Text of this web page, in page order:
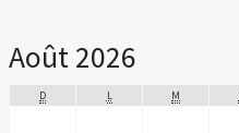
Août 2026
D L M